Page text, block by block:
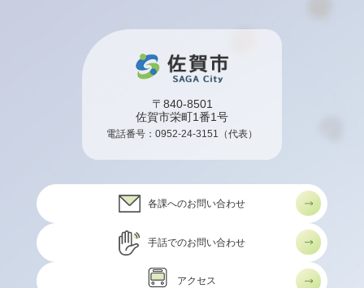
〒840-8501
佐賀市栄町1番1号
電話番号： 0952-24-3151 （代表）
各課へのお問い合わせ
手話でのお問い合わせ
アクセス